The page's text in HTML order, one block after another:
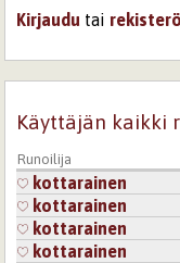
Kirjaudu tai
Käyttäjän kaikki
Runoilija
kottarainen
kottarainen
kottarainen
kottarainen